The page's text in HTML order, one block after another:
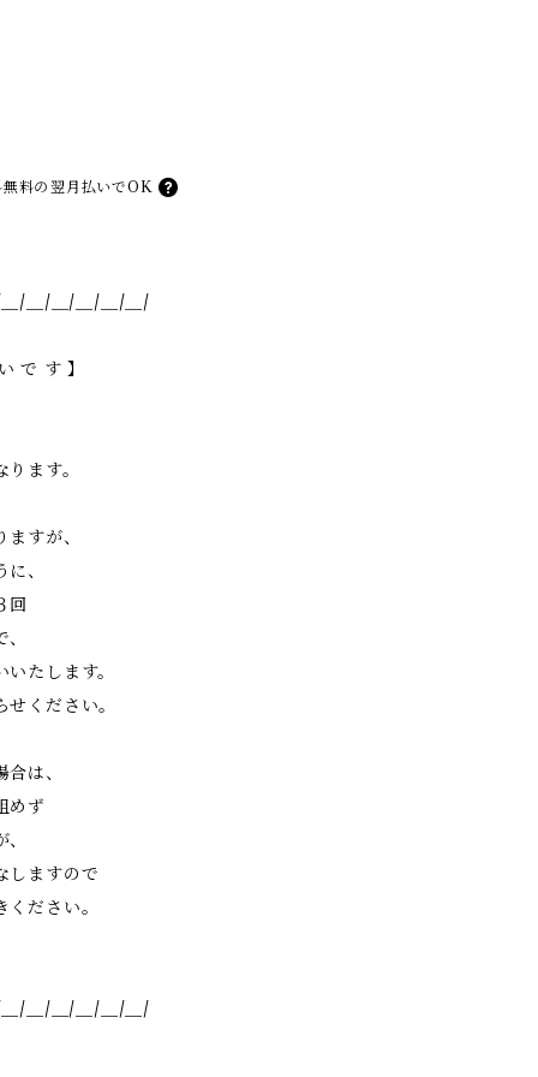
料の 翌月払いでOK
/＿/＿/＿/＿/＿/
す 】
ます。
すが、
、
回
たします。
ください。
は、
めず
しますので
ださい。
/＿/＿/＿/＿/＿/